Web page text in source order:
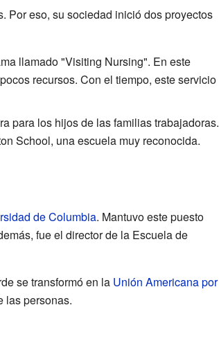
Por eso, su sociedad inició dos proyectos
llamado "Visiting Nursing". En este
recursos. Con el tiempo, este servicio
para los hijos de las familias trabajadoras.
School, una escuela muy reconocida.
de Columbia. Mantuvo este puesto
fue el director de la Escuela de
se transformó en la Unión Americana por
las personas.